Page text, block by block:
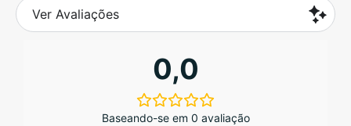
Ver Avaliações
0,0
Baseando-se em 0 avaliação